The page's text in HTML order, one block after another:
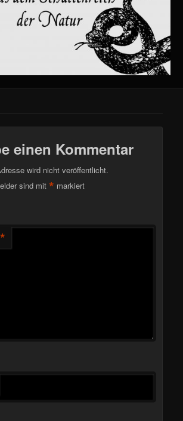
einen Kommentar
wird nicht veröffentlicht.
sind mit* markiert
*